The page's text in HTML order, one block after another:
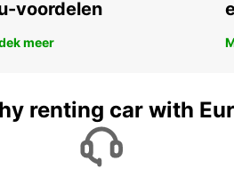
voordelen
meer
renting car with